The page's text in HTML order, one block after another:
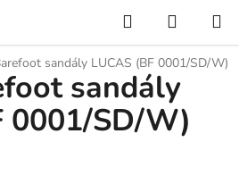
Hledat
KOŠÍK
sandály LUCAS (BF 0001/SD/W)
sandály
0001/SD/W)